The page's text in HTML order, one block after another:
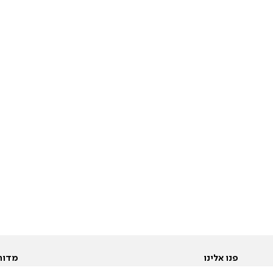
פנו אלינו